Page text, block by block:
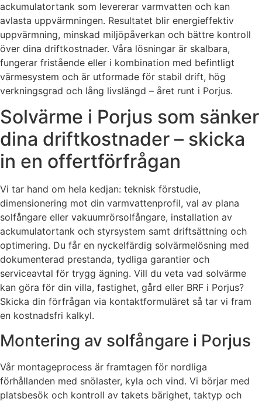
ackumulatortank som levererar varmvatten och kan
avlasta uppvärmningen. Resultatet blir energieffektiv
uppvärmning, minskad miljöpåverkan och bättre kontroll
över dina driftkostnader. Våra lösningar är skalbara,
fungerar fristående eller i kombination med befintligt
värmesystem och är utformade för stabil drift, hög
verkningsgrad och lång livslängd – året runt i Porjus.
Solvärme i Porjus som sänker
dina driftkostnader – skicka
in en offertförfrågan
Vi tar hand om hela kedjan: teknisk förstudie,
dimensionering mot din varmvattenprofil, val av plana
solfångare eller vakuumrörsolfångare, installation av
ackumulatortank och styrsystem samt driftsättning och
optimering. Du får en nyckelfärdig solvärmelösning med
dokumenterad prestanda, tydliga garantier och
serviceavtal för trygg ägning. Vill du veta vad solvärme
kan göra för din villa, fastighet, gård eller BRF i Porjus?
Skicka din förfrågan via kontaktformuläret så tar vi fram
en kostnadsfri kalkyl.
Montering av solfångare i Porjus
Vår montageprocess är framtagen för nordliga
förhållanden med snölaster, kyla och vind. Vi börjar med
platsbesök och kontroll av takets bärighet, taktyp och